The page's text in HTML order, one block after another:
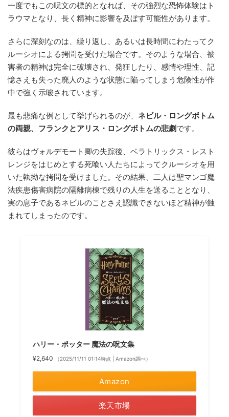
一度でもこの呪文の標的となれば、その強烈な恐怖体験はト
ラウマとなり、長く精神に影響を及ぼす可能性があります。
さらに深刻なのは、繰り返し、あるいは長時間にわたってク
ルーシオによる拷問を受けた場合です。そのような場合、被
害者の精神は完全に破壊され、発狂したり、感情や理性、記
憶さえも失った廃人のような状態に陥ってしまう危険性が作
中で強く示唆されています。
最も悲痛な例として挙げられるのが、 ネビル・ロングボトム
の両親、フランクとアリス・ロングボトムの悲劇です。
彼らはヴォルデモート卿の失踪後、ベラトリックス・レスト
レンジをはじめとする死喰い人たちによってクルーシオを用
いた執拗な拷問を受けました。その結果、二人は聖マンゴ魔
法疾患傷害病院の隔離病棟で残りの人生を送ることとなり、
実の息子であるネビルのことさえ認識できないほど精神が蝕
まれてしまったのです。
ハリー・ポッター 魔法の呪文集
¥2,640 （2025/11/11 01:14時点 | Amazon調べ）
Amazon
楽天市場